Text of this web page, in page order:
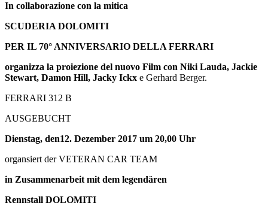
In collaborazione con la mitica
SCUDERIA DOLOMITI
PER IL 70° ANNIVERSARIO DELLA FERRARI
organizza la proiezione del nuovo Film con Niki Lauda, Jackie
Stewart, Damon Hill, Jacky Ickx e Gerhard Berger.
FERRARI 312 B
AUSGEBUCHT
Dienstag, den12. Dezember 2017 um 20,00 Uhr
organsiert der VETERAN CAR TEAM
in Zusammenarbeit mit dem legendären
Rennstall DOLOMITI